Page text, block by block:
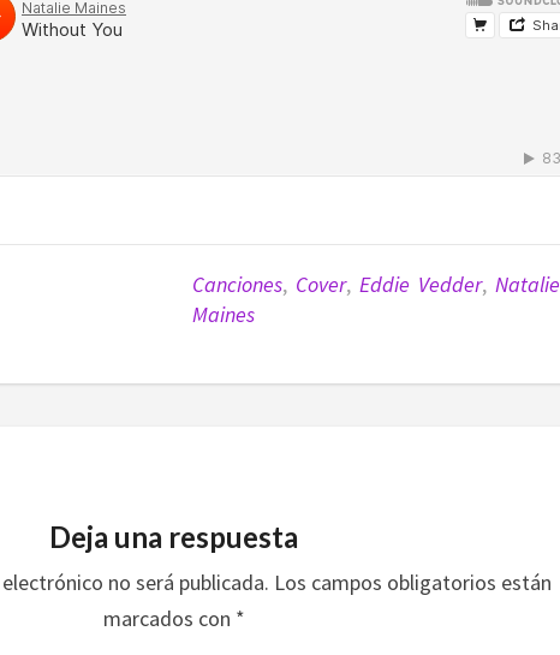
Canciones, Cover, Eddie Vedder, Natalie
Maines
Deja una respuesta
no será publicada. Los campos obligatorios están
marcados con *